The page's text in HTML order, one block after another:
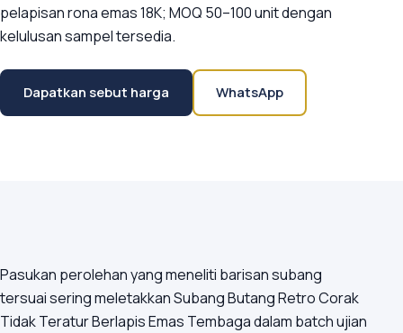
pelapisan rona emas 18K; MOQ 50–100 unit dengan
kelulusan sampel tersedia.
Dapatkan sebut harga WhatsApp
Pasukan perolehan yang meneliti barisan subang
tersuai sering meletakkan Subang Butang Retro Corak
Tidak Teratur Berlapis Emas Tembaga dalam batch ujian